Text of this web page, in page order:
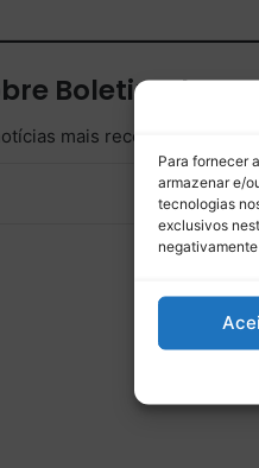
Para fornecer
armazenar e/
tecnologias
exclusivos
Boletim do
mais recentes por e-